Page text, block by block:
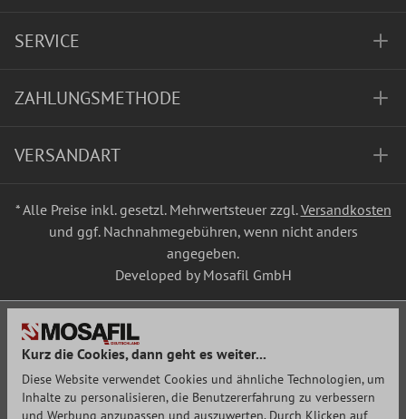
SERVICE
ZAHLUNGSMETHODE
VERSANDART
* Alle Preise inkl. gesetzl. Mehrwertsteuer zzgl.Versandkosten
und ggf. Nachnahmegebühren, wenn nicht anders
angegeben.
Developed by Mosafil GmbH
Kurz die Cookies, dann geht es weiter...
Diese Website verwendet Cookies und ähnliche Technologien, um
Inhalte zu personalisieren, die Benutzererfahrung zu verbessern
und Werbung anzupassen und auszuwerten. Durch Klicken auf